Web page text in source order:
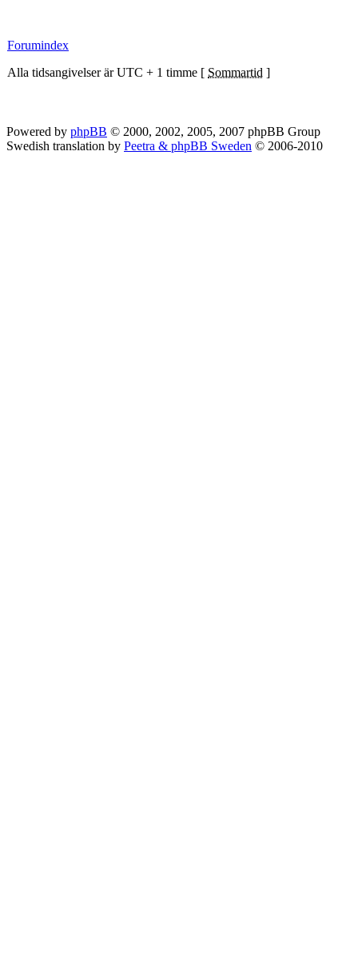
Forumindex
Alla tidsangivelser är UTC + 1 timme [ Sommartid ]
Powered by phpBB © 2000, 2002, 2005, 2007 phpBB Group
Swedish translation by Peetra & phpBB Sweden © 2006-2010